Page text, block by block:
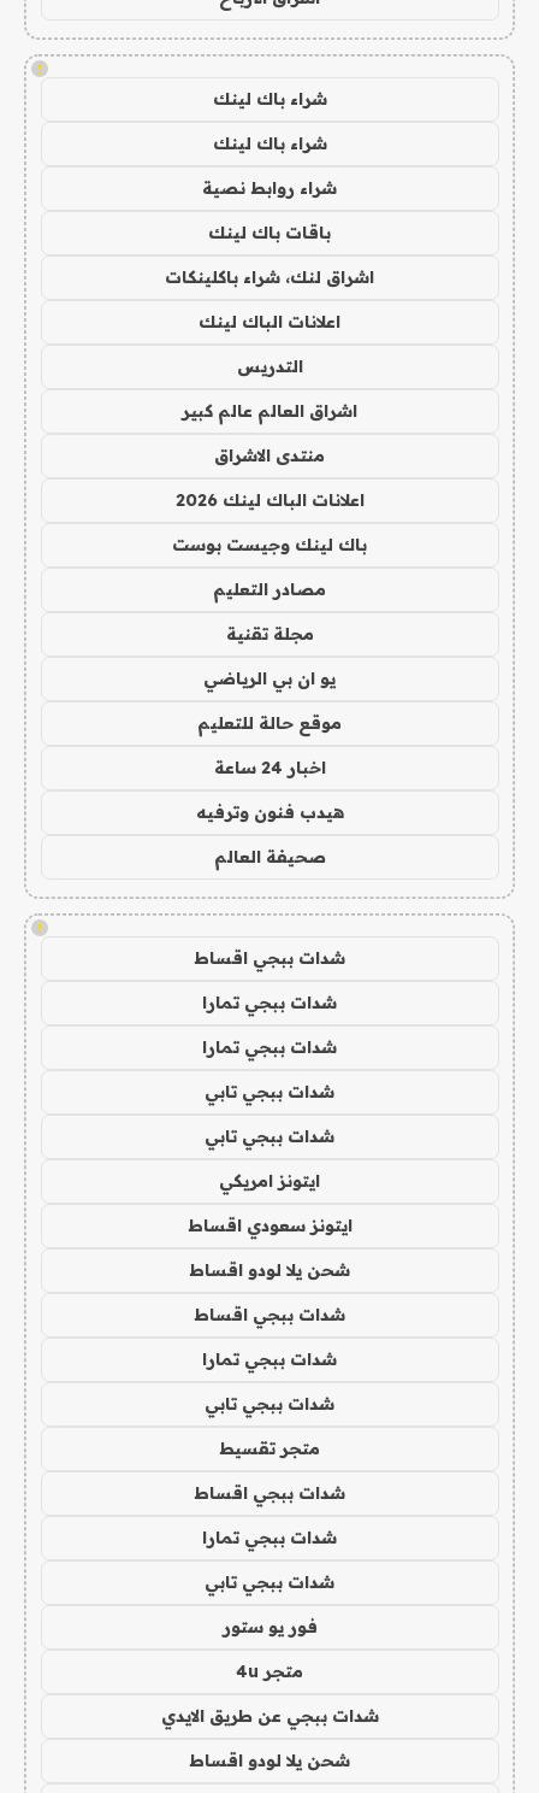
!
شراء باك لينك
شراء باك لينك
شراء روابط نصية
باقات باك لينك
اشراق لنك، شراء باكلينكات
اعلانات الباك لينك
التدريس
اشراق العالم عالم كبير
منتدى الاشراق
اعلانات الباك لينك 2026
باك لينك وجيست بوست
مصادر التعليم
مجلة تقنية
يو ان بي الرياضي
موقع حالة للتعليم
اخبار 24 ساعة
هيدب فنون وترفيه
صحيفة العالم
!
شدات ببجي اقساط
شدات ببجي تمارا
شدات ببجي تمارا
شدات ببجي تابي
شدات ببجي تابي
ايتونز امريكي
ايتونز سعودي اقساط
شحن يلا لودو اقساط
شدات ببجي اقساط
شدات ببجي تمارا
شدات ببجي تابي
متجر تقسيط
شدات ببجي اقساط
شدات ببجي تمارا
شدات ببجي تابي
فور يو ستور
متجر 4u
شدات ببجي عن طريق الايدي
شحن يلا لودو اقساط